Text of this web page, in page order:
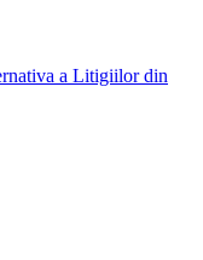
a Litigiilor din